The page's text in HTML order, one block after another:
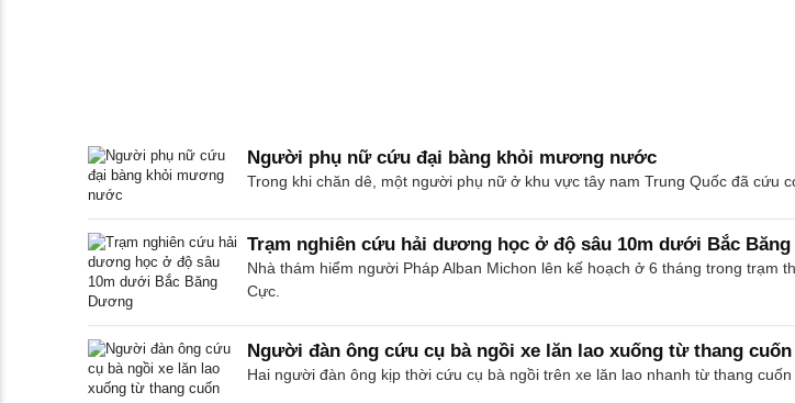
Người phụ nữ cứu đại bàng khỏi mương nước
Trong khi chăn dê, một người phụ nữ ở khu vực tây nam Trung Quốc đã cứu
Trạm nghiên cứu hải dương học ở độ sâu 10m dưới Bắc
Nhà thám hiểm người Pháp Alban Michon lên kế hoạch ở 6 tháng trong
Cực.
Người đàn ông cứu cụ bà ngồi xe lăn lao xuống từ thang cuốn
Hai người đàn ông kịp thời cứu cụ bà ngồi trên xe lăn lao nhanh từ thang